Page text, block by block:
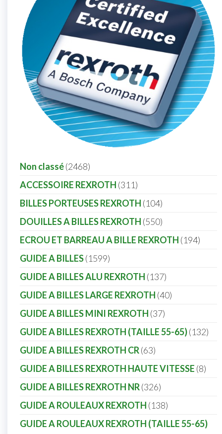
Non classé 2468
ACCESSOIRE REXROTH 311
BILLES PORTEUSES REXROTH 104
DOUILLES A BILLES REXROTH 550
ECROU ET BARREAU A BILLE REXROTH 194
GUIDE A BILLES 1599
GUIDE A BILLES ALU REXROTH 137
GUIDE A BILLES LARGE REXROTH 40
GUIDE A BILLES MINI REXROTH 37
GUIDE A BILLES REXROTH (TAILLE 55-65) 132
GUIDE A BILLES REXROTH CR 63
GUIDE A BILLES REXROTH HAUTE VITESSE 8
GUIDE A BILLES REXROTH NR 326
GUIDE A ROULEAUX REXROTH 138
GUIDE A ROULEAUX REXROTH (TAILLE 55-65)